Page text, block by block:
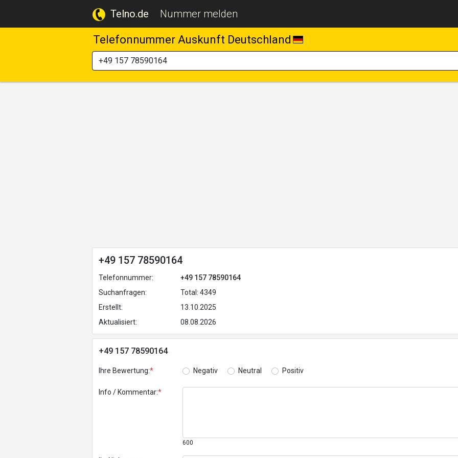
Telno.de Nummer melden
Telefonnummer Auskunft Deutschland
+49 157 78590164
Telefonnummer:
+49 157 78590164
Suchanfragen:
Total: 4349
Erstellt:
13.10.2025
Aktualisiert:
08.08.2026
+49 157 78590164
Ihre Bewertung:* Negativ Neutral Positiv
Info / Kommentar:*
600